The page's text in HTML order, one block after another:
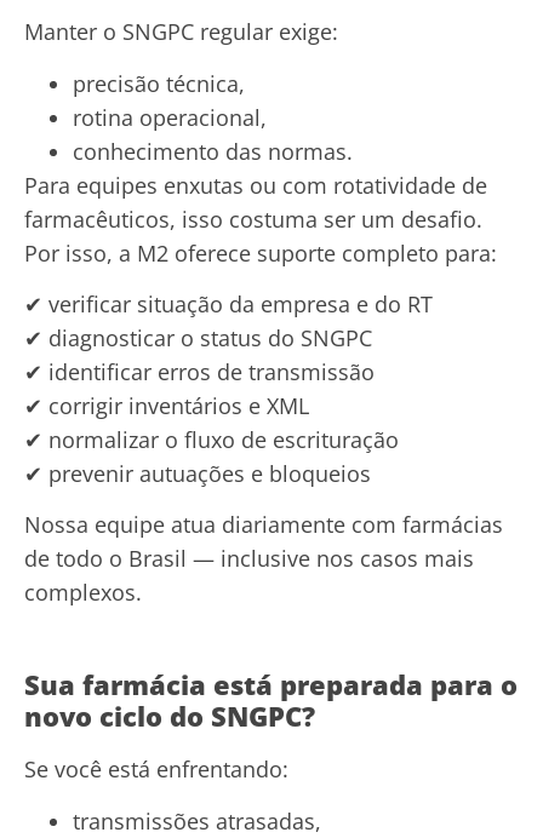
Manter o SNGPC regular exige:
precisão técnica,
rotina operacional,
conhecimento das normas.
Para equipes enxutas ou com rotatividade de
farmacêuticos, isso costuma ser um desafio.
Por isso, a M2 oferece suporte completo para:
✔ verificar situação da empresa e do RT
✔ diagnosticar o status do SNGPC
✔ identificar erros de transmissão
✔ corrigir inventários e XML
✔ normalizar o fluxo de escrituração
✔ prevenir autuações e bloqueios
Nossa equipe atua diariamente com farmácias
de todo o Brasil — inclusive nos casos mais
complexos.
Sua farmácia está preparada para o
novo ciclo do SNGPC?
Se você está enfrentando:
transmissões atrasadas,